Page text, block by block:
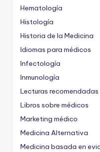
Hematología
Histología
Historia de la Medicina
Idiomas para médicos
Infectología
Inmunología
Lecturas recomendadas
Libros sobre médicos
Marketing médico
Medicina Alternativa
Medicina basada en